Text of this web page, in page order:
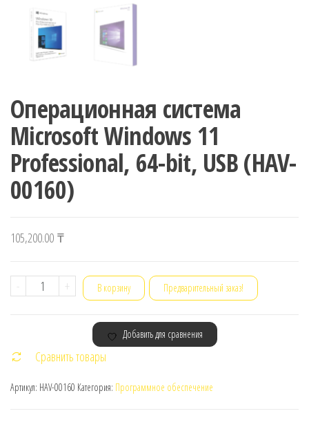
Операционная система
Microsoft Windows 11
Professional, 64-bit, USB (HAV-
00160)
105,200.00 ₸
-
Количество
Операционная
Microsoft
Windows
+ В корзину Предварительный заказ!
Добавить для сравнения
Сравнить товары
Артикул: HAV-00160 Категория: Программное обеспечение